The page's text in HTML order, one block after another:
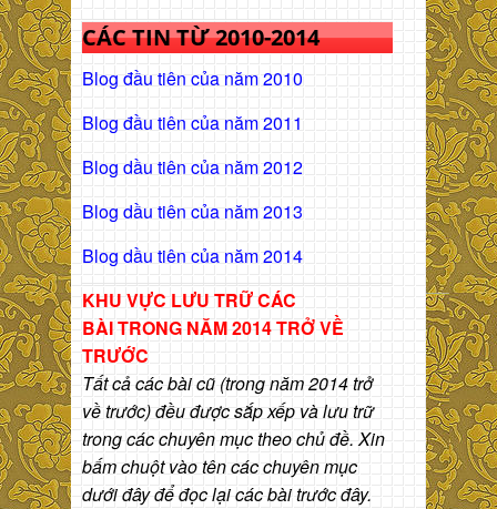
CÁC TIN TỪ 2010-2014
Blog đầu tiên của năm 2010
Blog đầu tiên của năm 2011
Blog dầu tiên của năm 2012
Blog dầu tiên của năm 2013
Blog dầu tiên của năm 2014
KHU VỰC LƯU TRỮ CÁC
BÀITRONG NĂM 2014 TRỞ VỀ
TRƯỚC
Tất cả các bài cũ (trong năm 2014 trở
về trước) đều được sắp xếp và lưu trữ
trong các chuyên mục theo chủ đề. Xin
bấm chuột vào tên các chuyên mục
dưới đây để đọc lại các bài trước đây.